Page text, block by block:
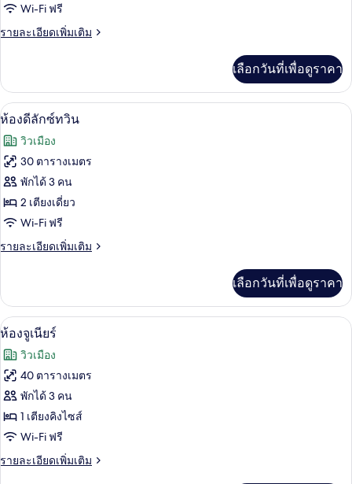
ดี
ลัก
ดับเบิล
Wi-Fi ฟรี
รายละเอียดเพิ่มเติม
ราย
เกี่ยว
กับ
ห้อง
ลัก
ซ์
ดับเบิล
เลือกวันที่เพื่อดูราคา
เปิด
ภาพถ่าย
ทั้งหมด
ของ
ห้อง
ดี
ลัก
ทวิน
ห้องดีลักซ์ทวิน | มินิบาร์, โต๊ะทำงาน, เ
4
ห้องดีลักซ์ทวิน
วิวเมือง
30 ตารางเมตร
พักได้ 3 คน
2 เตียงเดี่ยว
Wi-Fi ฟรี
รายละเอียดเพิ่มเติม
ราย
เกี่ยว
กับ
ห้อง
ลัก
ซ์
ทวิ
น
เลือกวันที่เพื่อดูราคา
เปิด
ภาพถ่าย
ทั้งหมด
ของ
ห้อง
จู
เนียร์
ห้องจูเนียร์ | มินิบาร์, โต๊ะทำงาน, เตียง
9
ห้องจูเนียร์
วิวเมือง
40 ตารางเมตร
พักได้ 3 คน
1 เตียงคิงไซส์
Wi-Fi ฟรี
รายละเอียดเพิ่มเติม
ราย